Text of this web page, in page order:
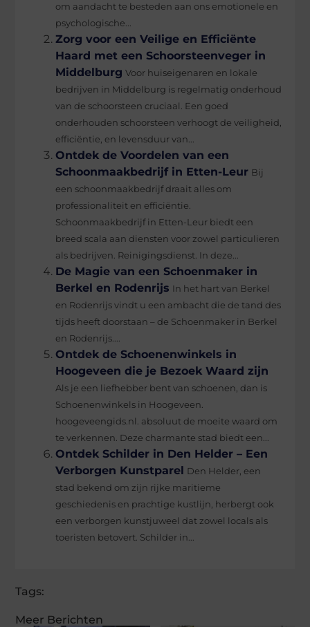
Meer Berichten
om aandacht te besteden aan ons emotionele en
psychologische...
Zorg voor een Veilige en Efficiënte
Haard met een Schoorsteenveger in
Middelburg Voor huiseigenaren en lokale
bedrijven in Middelburg is regelmatig onderhoud
van de schoorsteen cruciaal. Een goed
onderhouden schoorsteen verhoogt de veiligheid,
efficiëntie, en levensduur van...
Ontdek de Voordelen van een
Schoonmaakbedrijf in Etten-Leur Bij
een schoonmaakbedrijf draait alles om
professionaliteit en efficiëntie.
Schoonmaakbedrijf in Etten-Leur biedt een
breed scala aan diensten voor zowel particulieren
als bedrijven. Reinigingsdienst. In deze...
De Magie van een Schoenmaker in
Berkel en Rodenrijs In het hart van Berkel
en Rodenrijs vindt u een ambacht die de tand des
tijds heeft doorstaan – de Schoenmaker in Berkel
en Rodenrijs....
Ontdek de Schoenenwinkels in
Hoogeveen die je Bezoek Waard zijn
Als je een liefhebber bent van schoenen, dan is
Schoenenwinkels in Hoogeveen.
hoogeveengids.nl. absoluut de moeite waard om
te verkennen. Deze charmante stad biedt een...
Ontdek Schilder in Den Helder – Een
Verborgen Kunstparel Den Helder, een
stad bekend om zijn rijke maritieme
geschiedenis en prachtige kustlijn, herbergt ook
een verborgen kunstjuweel dat zowel locals als
toeristen betovert. Schilder in...
Tags: